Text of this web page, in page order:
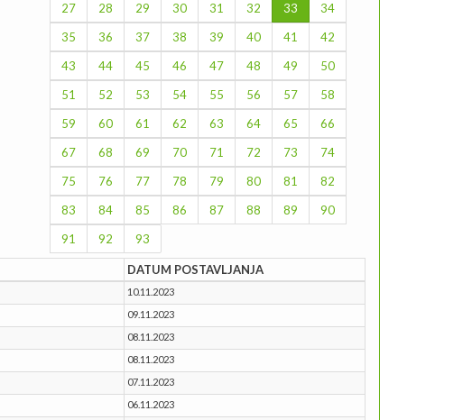
27
28 29 30 31 32 33
34
35
36 37 38 39 40 41
42
43
44 45 46 47 48 49
50
51
52 53 54 55 56 57
58
59
60 61 62 63 64 65
66
67
68 69 70 71 72 73
74
75
76 77 78 79 80 81
82
83
84 85 86 87 88 89
90
91
92 93
DATUM POSTAVLJANJA
10.11.2023
09.11.2023
08.11.2023
08.11.2023
07.11.2023
06.11.2023